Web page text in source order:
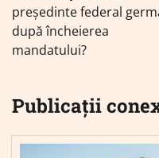
articole
președinte federal
după încheierea
mandatului?
Publicații